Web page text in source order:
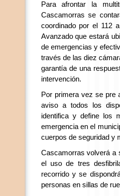
Para afrontar la
Cascamorras se
coordinado por el 112
Avanzado que estará
de emergencias y
través de las diez
garantía de una
intervención.
Por primera vez se pre
aviso a todos los
identifica y define los
emergencia en el
cuerpos de seguridad y
Cascamorras volverá a
el uso de tres
recorrido y se
personas en sillas de